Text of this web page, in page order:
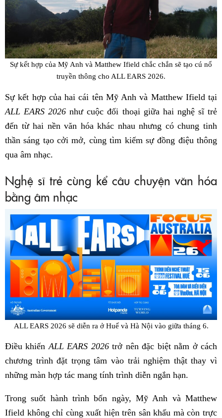
Sự kết hợp của Mỹ Anh và Matthew Ifield chắc chắn sẽ tạo cú nổ
truyền thông cho ALL EARS 2026.
Sự kết hợp của hai cái tên Mỹ Anh và Matthew Ifield tại
ALL EARS 2026 như cuộc đối thoại giữa hai nghệ sĩ trẻ
đến từ hai nền văn hóa khác nhau nhưng có chung tinh
thần sáng tạo cởi mở, cùng tìm kiếm sự đồng điệu thông
qua âm nhạc.
Nghệ sĩ trẻ cùng kể câu chuyện văn hóa
bằng âm nhạc
ALL EARS 2026 sẽ diễn ra ở Huế và Hà Nội vào giữa tháng 6.
Điều khiến ALL EARS 2026trở nên đặc biệt nằm ở cách
chương trình đặt trọng tâm vào trải nghiệm thật thay vì
những màn hợp tác mang tính trình diễn ngắn hạn.
Trong suốt hành trình bốn ngày, Mỹ Anh và Matthew
Ifield không chỉ cùng xuất hiện trên sân khấu mà còn trực